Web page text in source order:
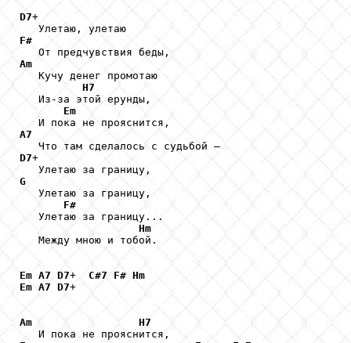
D7+
F#
Am
   Кучу денег промотаю
H7
   Из-за этой ерунды,
Em
A7
D7+
G
Улетаю за границу,
F#
   Улетаю за границу...
Hm
   Между мною и тобой.
Em A7 D7+ C#7 F# Hm
Em A7 D7+
Am
H7